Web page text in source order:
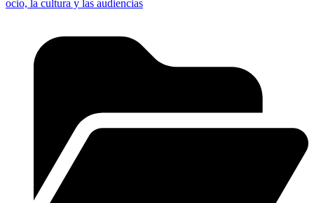
ocio, la cultura y las audiencias